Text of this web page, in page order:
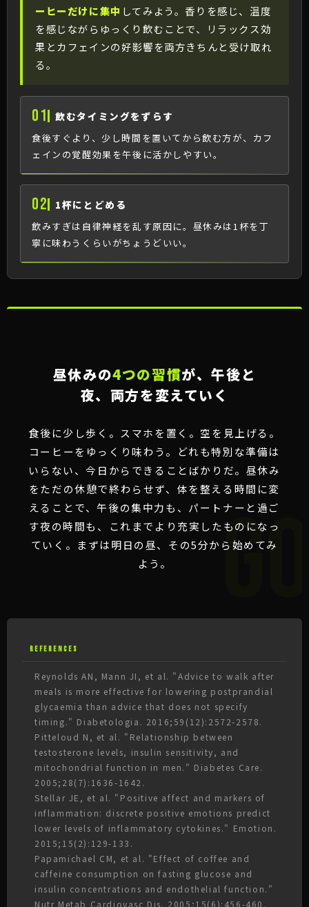
ーヒーだけに集中 してみよう。香りを感じ、温度
を感じながらゆっくり飲むことで、リラックス効
果とカフェインの好影響を両方きちんと受け取れ
る。
01 飲むタイミングをずらす
食後すぐより、少し時間を置いてから飲む方が、カフ
ェインの覚醒効果を午後に活かしやすい。
02 1杯にとどめる
飲みすぎは自律神経を乱す原因に。昼休みは1杯を丁
寧に味わうくらいがちょうどいい。
昼休みの4つの習慣が、午後と
夜、両方を変えていく
食後に少し歩く。スマホを置く。空を見上げる。
コーヒーをゆっくり味わう。どれも特別な準備は
いらない、今日からできることばかりだ。昼休み
をただの休憩で終わらせず、体を整える時間に変
えることで、午後の集中力も、パートナーと過ご
す夜の時間も、これまでより充実したものになっ
ていく。まずは明日の昼、その5分から始めてみ
よう。
REFERENCES
Reynolds AN, Mann JI, et al. "Advice to walk after
meals is more effective for lowering postprandial
glycaemia than advice that does not specify
timing." Diabetologia. 2016;59(12):2572-2578.
Pitteloud N, et al. "Relationship between
testosterone levels, insulin sensitivity, and
mitochondrial function in men." Diabetes Care.
2005;28(7):1636-1642.
Stellar JE, et al. "Positive affect and markers of
inflammation: discrete positive emotions predict
lower levels of inflammatory cytokines." Emotion.
2015;15(2):129-133.
Papamichael CM, et al. "Effect of coffee and
caffeine consumption on fasting glucose and
insulin concentrations and endothelial function."
Nutr Metab Cardiovasc Dis. 2005;15(6):456-460.